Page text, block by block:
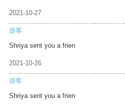
2021-10-27
游客
Shriya sent you a frien
2021-10-26
游客
Shriya sent you a frien